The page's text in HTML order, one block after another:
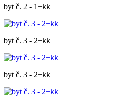
byt č. 2 - 1+kk
byt č. 3 - 2+kk
byt č. 3 - 2+kk